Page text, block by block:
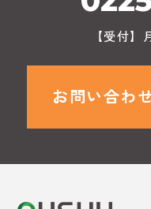
【受付
お問い合わ